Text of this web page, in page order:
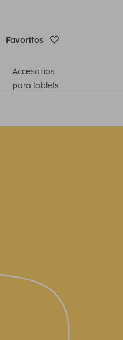
Favoritos
Accesorios
para tablets